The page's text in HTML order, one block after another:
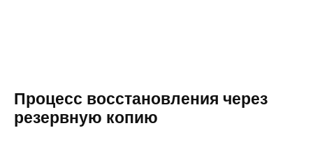
Процесс восстановления через
резервную копию